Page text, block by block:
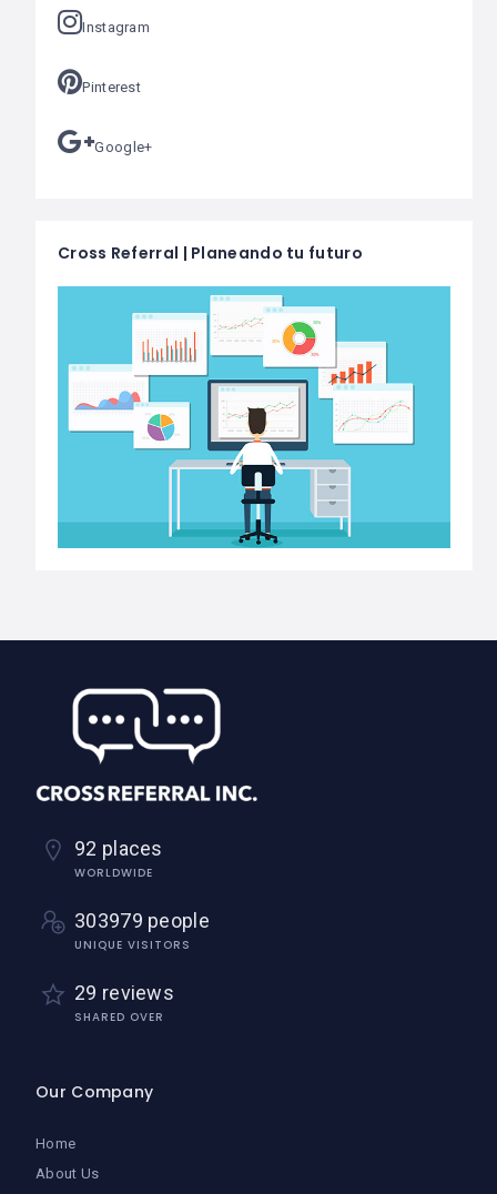
Instagram
Pinterest
Google+
Cross Referral | Planeando tu futuro
92 places
WORLDWIDE
303979 people
UNIQUE VISITORS
29 reviews
SHARED OVER
Our Company
Home
About Us